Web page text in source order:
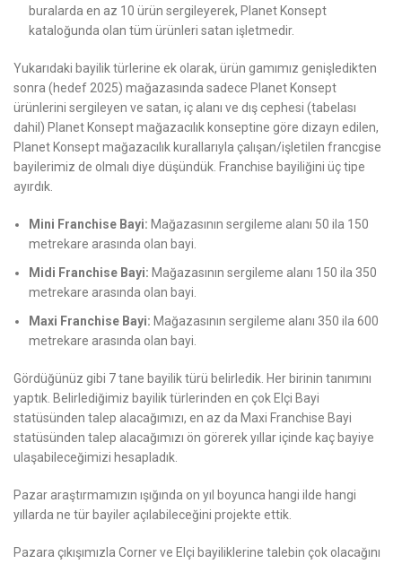
buralarda en az 10 ürün sergileyerek, Planet Konsept
kataloğunda olan tüm ürünleri satan işletmedir.
Yukarıdaki bayilik türlerine ek olarak, ürün gamımız genişledikten
sonra (hedef 2025) mağazasında sadece Planet Konsept
ürünlerini sergileyen ve satan, iç alanı ve dış cephesi (tabelası
dahil) Planet Konsept mağazacılık konseptine göre dizayn edilen,
Planet Konsept mağazacılık kurallarıyla çalışan/işletilen francgise
bayilerimiz de olmalı diye düşündük. Franchise bayiliğini üç tipe
ayırdık.
Mini Franchise Bayi: Mağazasının sergileme alanı 50 ila 150
metrekare arasında olan bayi.
Midi Franchise Bayi: Mağazasının sergileme alanı 150 ila 350
metrekare arasında olan bayi.
Maxi Franchise Bayi: Mağazasının sergileme alanı 350 ila 600
metrekare arasında olan bayi.
Gördüğünüz gibi 7 tane bayilik türü belirledik. Her birinin tanımını
yaptık. Belirlediğimiz bayilik türlerinden en çok Elçi Bayi
statüsünden talep alacağımızı, en az da Maxi Franchise Bayi
statüsünden talep alacağımızı ön görerek yıllar içinde kaç bayiye
ulaşabileceğimizi hesapladık.
Pazar araştırmamızın ışığında on yıl boyunca hangi ilde hangi
yıllarda ne tür bayiler açılabileceğini projekte ettik.
Pazara çıkışımızla Corner ve Elçi bayiliklerine talebin çok olacağını